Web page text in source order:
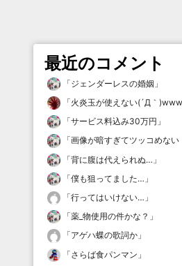
最近のコメント
「ジェンダーレスの婚姻 」
「火炎玉が使えない(´Д｀)www
「サービス料込み30万円 」
「画像が暗すぎてツッコめな
「背に腹は代えられぬ… 」
「僕も狙ってました… 」
「行ってはいけない… 」
「薬_物使用の件かな？ 」
「アゲハ蝶の歌詞か 」
「さらば食パンマン 」